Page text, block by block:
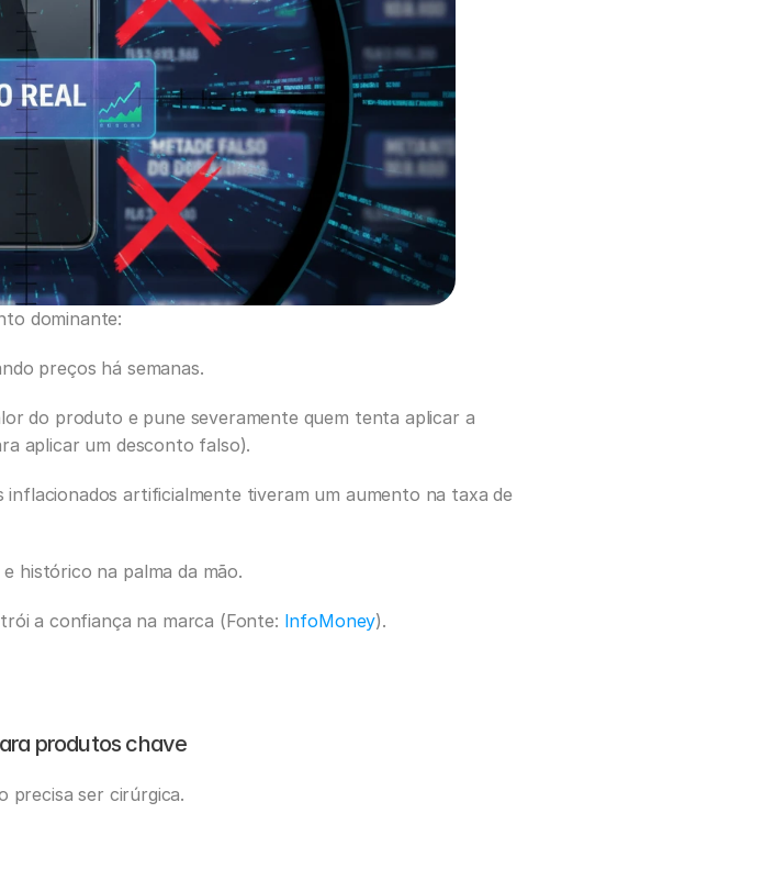
dominante:
preços há semanas.
do produto e pune severamente quem tenta aplicar a
aplicar um desconto falso).
artificialmente tiveram um aumento na taxa de
histórico na palma da mão.
a confiança na marca (Fonte: InfoMoney).
produtos chave
precisa ser cirúrgica.